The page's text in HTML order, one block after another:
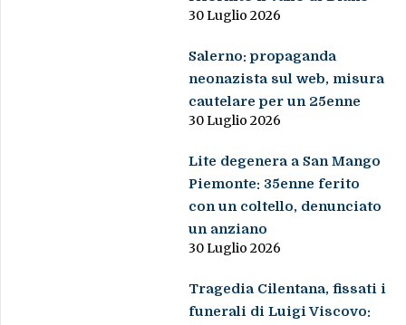
30 Luglio 2026
Salerno: propaganda
neonazista sul web, misura
cautelare per un 25enne
30 Luglio 2026
Lite degenera a San Mango
Piemonte: 35enne ferito
con un coltello, denunciato
un anziano
30 Luglio 2026
Tragedia Cilentana, fissati i
funerali di Luigi Viscovo: